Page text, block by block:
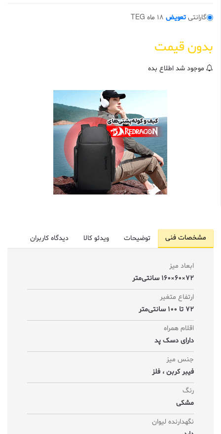
5
ب
ا
ا
م
گارانتی تعویض
بدون قیمت
موجود شد اطلاع بده
مشخصات فنی توضیحات ویدئو کالا دیدگاه کاربران
ابعاد میز
72×60×160 سانتی‌متر
ارتفاع متغیر
72 تا 100 سانتی‌متر
اقلام همراه
دارای دسک پد
جنس میز
فیبر کربن ، فلز
رنگ
مشکی
نگهدارنده لیوان